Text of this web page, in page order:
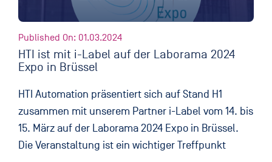
Published On: 01.03.2024
HTI ist mit i-Label auf der Laborama 2024
Expo in Brüssel
HTI Automation präsentiert sich auf Stand H1
zusammen mit unserem Partner i-Label vom 14. bis
15. März auf der Laborama 2024 Expo in Brüssel.
Die Veranstaltung ist ein wichtiger Treffpunkt